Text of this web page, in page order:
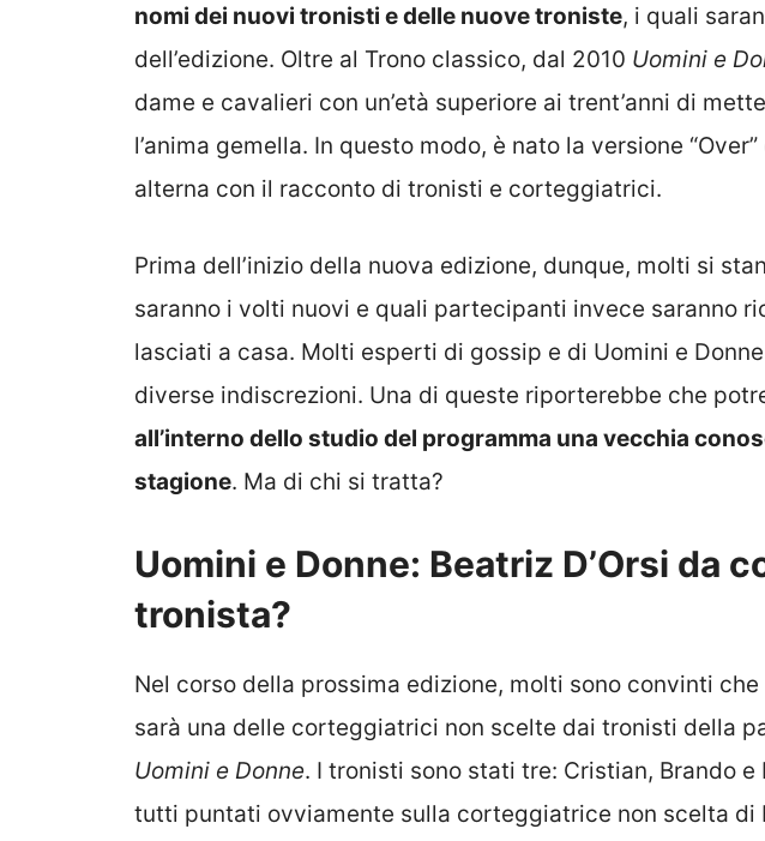
nomi dei nuovi tronisti e delle nuove troniste, i quali
dell’edizione. Oltre al Trono classico, dal 2010 Uomini e
dame e cavalieri con un’età superiore ai trent’anni di
l’anima gemella. In questo modo, è nato la versione
alterna con il racconto di tronisti e corteggiatrici.
Prima dell’inizio della nuova edizione, dunque, molti si
saranno i volti nuovi e quali partecipanti invece saranno
lasciati a casa. Molti esperti di gossip e di Uomini e
diverse indiscrezioni. Una di queste riporterebbe che
all’interno dello studio del programma una vecchia
stagione. Ma di chi si tratta?
Uomini e Donne: Beatriz D’Orsi da
tronista?
Nel corso della prossima edizione, molti sono convinti
sarà una delle corteggiatrici non scelte dai tronisti della
Uomini e Donne. I tronisti sono stati tre: Cristian, Brando e
tutti puntati ovviamente sulla corteggiatrice non scelta di